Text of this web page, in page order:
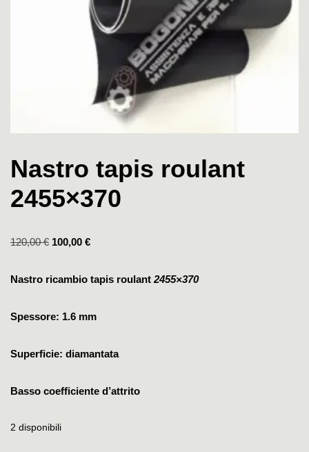
Nastro tapis roulant
2455×370
120,00€ 100,00 €
Nastro ricambio tapis roulant 2455×370
Spessore: 1.6 mm
Superficie: diamantata
Basso coefficiente d’attrito
2 disponibili